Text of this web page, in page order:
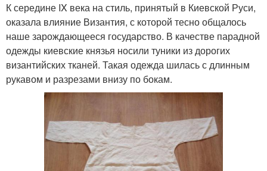
К середине IX века на стиль, принятый в Киевской Руси,
оказала влияние Византия, с которой тесно общалось
наше зарождающееся государство. В качестве парадной
одежды киевские князья носили туники из дорогих
византийских тканей. Такая одежда шилась с длинным
рукавом и разрезами внизу по бокам.